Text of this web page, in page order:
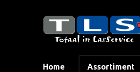
Home Assortiment